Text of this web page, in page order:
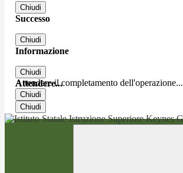
Chiudi
Successo
Chiudi
Informazione
Chiudi
Attendere...
Attendere il completamento dell'operazione...
Chiudi
Chiudi